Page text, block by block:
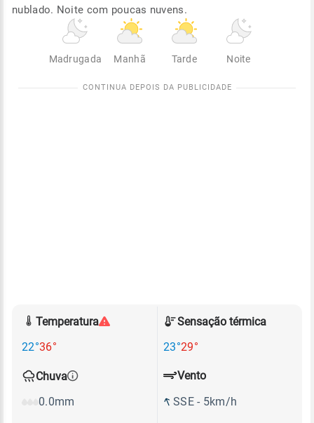
nublado. Noite com poucas nuvens.
Madrugada Manhã Tarde Noite
Temperatura
22°36°
Sensação térmica
23°29°
Chuva
0.0mm
Vento
SSE - 5km/h